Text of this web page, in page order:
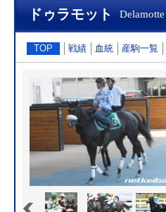
ドゥラモット Delamotte
TOP 戦績 血統 産駒一覧